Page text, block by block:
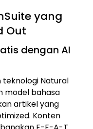
yang
Out
dengan AI
teknologi Natural
model bahasa
artikel yang
Konten